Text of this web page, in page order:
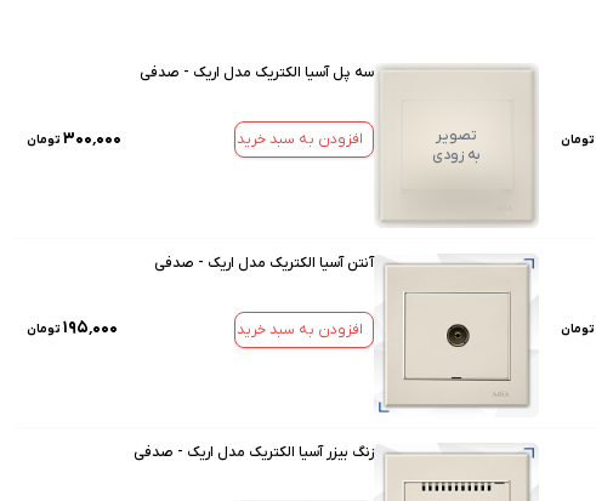
تومان
تصویر
به زودی
سه پل آسیا الکتریک مدل اریک - صدفی
افزودن به سبد خرید ۳۰۰٬۰۰۰ تومان
تومان
آنتن آسیا الکتریک مدل اریک - صدفی
افزودن به سبد خرید ۱۹۵٬۰۰۰ تومان
زنگ بیزر آسیا الکتریک مدل اریک - صدفی